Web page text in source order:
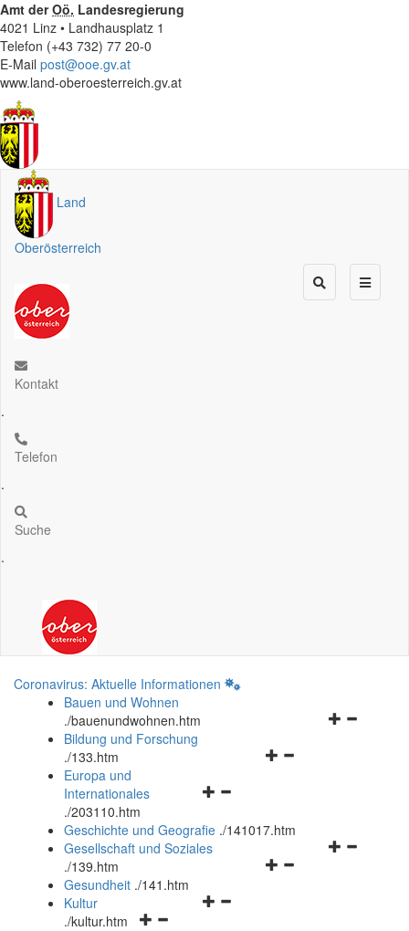
Amt derOö. Landesregierung
4021 Linz • Landhausplatz 1
Telefon (+43 732) 77 20-0
E-Mail post@ooe.gv.at
www.land-oberoesterreich.gv.at
Land
Oberösterreich
Kontakt
.
Telefon
.
Suche
.
Coronavirus: Aktuelle Informationen
Bauen und Wohnen
./bauenundwohnen.htm
Navigationsmenü
Bildung und Forschung
./133.htm
Navigationsmenü
und
schließen
Europa und
Internationales
./203110.htm
Geschichte und Geografie ./141017.htm
Navigationsmenü
Gesellschaft und Soziales
./139.htm
Navigationsmenü
Gesundheit ./141.htm
Navigationsmenü
Kultur
./kultur.htm